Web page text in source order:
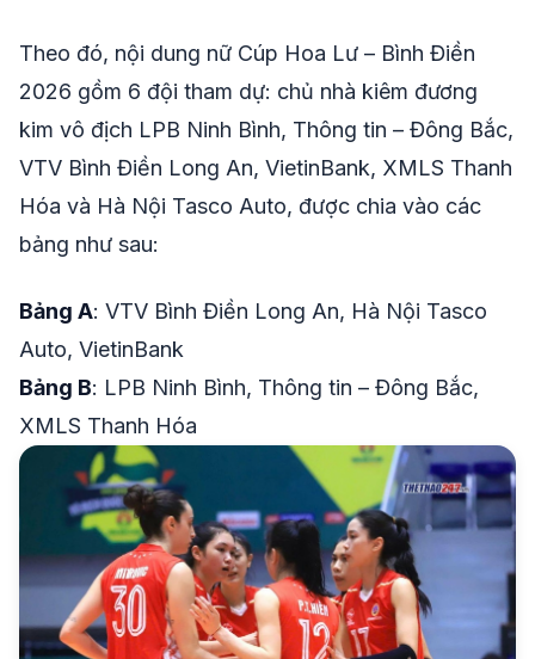
Theo đó, nội dung nữ Cúp Hoa Lư – Bình Điền
2026 gồm 6 đội tham dự: chủ nhà kiêm đương
kim vô địch LPB Ninh Bình, Thông tin – Đông Bắc,
VTV Bình Điền Long An, VietinBank, XMLS Thanh
Hóa và Hà Nội Tasco Auto, được chia vào các
bảng như sau:
Bảng A: VTV Bình Điền Long An, Hà Nội Tasco
Auto, VietinBank
Bảng B: LPB Ninh Bình, Thông tin – Đông Bắc,
XMLS Thanh Hóa